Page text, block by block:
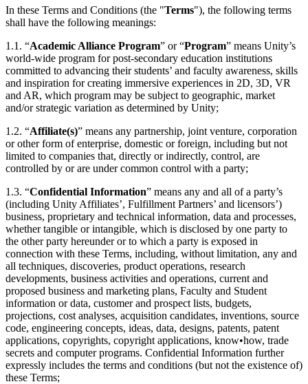
LiveOps
ローンチ後のインサイトとライブゲームオペレーション
成長
詳しく見る
発見され、モバイルユーザーを獲得する
アプリ内課金
ストアとD2C全体でIAPを管理
プレイヤーを適切なゲームに接続する
Unity で宣伝
Unity で収益化
活用事例
モバイルゲーム
Unity でモバイル向けヒット作を制作して成長させる
インディーゲーム
少人数のチームで大規模なゲームを開発する
XR ゲーム
XR ゲームを複数プラットフォーム向けにローンチする
小売
店内体験をオンライン体験に変換する
自動車
イノベーションと車内体験を促進する
すべての業界を見る
インサイト
ケーススタディ
実際の成功事例
ベストプラクティスガイド
専門家のヒントとコツ
デモ
デモ、サンプル、ビルディングブロック
すべてのリソース
新機能
ブログ
更新情報、情報、技術的ヒント
お知らせ
ニュース、ストーリー、プレスセンター
開発者、クリエイター、インサイダーに参加する
世界中のUnityクリエイターを祝う
ハウツーガイド
実用的なヒントとベストプラクティス
教育
学生向け
キャリアをスタートさせる
教育者向け
教育を大幅に強化
教育機関向けライセンス
Unityの力をあなたの機関に持ち込む
認定教材
Unityのマスタリーを証明する
In these Terms and Conditions (the "Terms"), the following terms
shall have the following meanings:
1.1. “Academic Alliance Program” or “Program” means Unity’s
world-wide program for post-secondary education institutions
committed to advancing their students’ and faculty awareness, skills
and inspiration for creating immersive experiences in 2D, 3D, VR
and AR, which program may be subject to geographic, market
and/or strategic variation as determined by Unity;
1.2. “Affiliate(s)” means any partnership, joint venture, corporation
or other form of enterprise, domestic or foreign, including but not
limited to companies that, directly or indirectly, control, are
controlled by or are under common control with a party;
1.3. “Confidential Information” means any and all of a party’s
(including Unity Affiliates’, Fulfillment Partners’ and licensors’)
business, proprietary and technical information, data and processes,
whether tangible or intangible, which is disclosed by one party to
the other party hereunder or to which a party is exposed in
connection with these Terms, including, without limitation, any and
all techniques, discoveries, product operations, research
developments, business activities and operations, current and
proposed business and marketing plans, Faculty and Student
information or data, customer and prospect lists, budgets,
projections, cost analyses, acquisition candidates, inventions, source
code, engineering concepts, ideas, data, designs, patents, patent
applications, copyrights, copyright applications, know•how, trade
secrets and computer programs. Confidential Information further
expressly includes the terms and conditions (but not the existence of)
these Terms;